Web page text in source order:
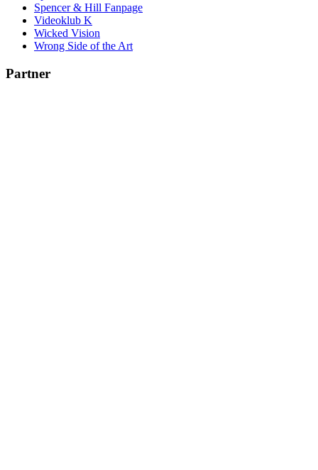
Spencer & Hill Fanpage
Videoklub K
Wicked Vision
Wrong Side of the Art
Partner